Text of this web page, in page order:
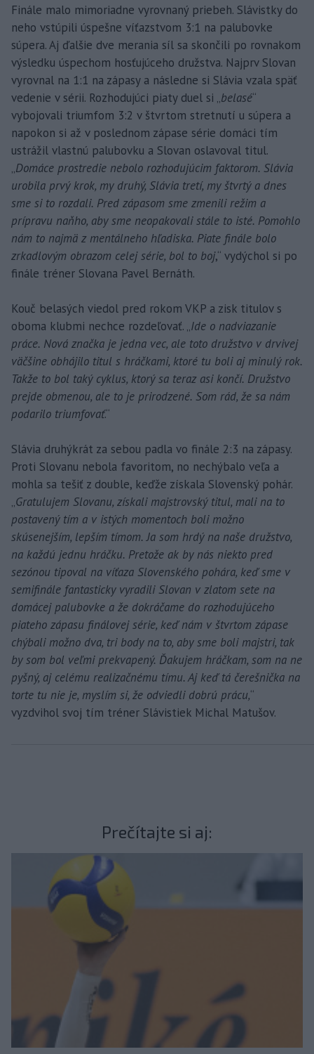
Finále malo mimoriadne vyrovnaný priebeh. Slávistky do
neho vstúpili úspešne víťazstvom 3:1 na palubovke
súpera. Aj ďalšie dve merania síl sa skončili po rovnakom
výsledku úspechom hosťujúceho družstva. Najprv Slovan
vyrovnal na 1:1 na zápasy a následne si Slávia vzala späť
vedenie v sérii. Rozhodujúci piaty duel si „belasé“
vybojovali triumfom 3:2 v štvrtom stretnutí u súpera a
napokon si až v poslednom zápase série domáci tím
ustrážil vlastnú palubovku a Slovan oslavoval titul.
„Domáce prostredie nebolo rozhodujúcim faktorom. Slávia
urobila prvý krok, my druhý, Slávia tretí, my štvrtý a dnes
sme si to rozdali. Pred zápasom sme zmenili režim a
prípravu naňho, aby sme neopakovali stále to isté. Pomohlo
nám to najmä z mentálneho hľadiska. Piate finále bolo
zrkadlovým obrazom celej série, bol to boj,“ vydýchol si po
finále tréner Slovana Pavel Bernáth.
Kouč belasých viedol pred rokom VKP a zisk titulov s
oboma klubmi nechce rozdeľovať. „Ide o nadviazanie
práce. Nová značka je jedna vec, ale toto družstvo v drvivej
väčšine obhájilo titul s hráčkami, ktoré tu boli aj minulý rok.
Takže to bol taký cyklus, ktorý sa teraz asi končí. Družstvo
prejde obmenou, ale to je prirodzené. Som rád, že sa nám
podarilo triumfovať.“
Slávia druhýkrát za sebou padla vo finále 2:3 na zápasy.
Proti Slovanu nebola favoritom, no nechýbalo veľa a
mohla sa tešiť z double, keďže získala Slovenský pohár.
„Gratulujem Slovanu, získali majstrovský titul, mali na to
postavený tím a v istých momentoch boli možno
skúsenejším, lepším tímom. Ja som hrdý na naše družstvo,
na každú jednu hráčku. Pretože ak by nás niekto pred
sezónou tipoval na víťaza Slovenského pohára, keď sme v
semifinále fantasticky vyradili Slovan v zlatom sete na
domácej palubovke a že dokráčame do rozhodujúceho
piateho zápasu finálovej série, keď nám v štvrtom zápase
chýbali možno dva, tri body na to, aby sme boli majstri, tak
by som bol veľmi prekvapený. Ďakujem hráčkam, som na ne
pyšný, aj celému realizačnému tímu. Aj keď tá čerešnička na
torte tu nie je, myslím si, že odviedli dobrú prácu,“
vyzdvihol svoj tím tréner Slávistiek Michal Matušov.
Prečítajte si aj: